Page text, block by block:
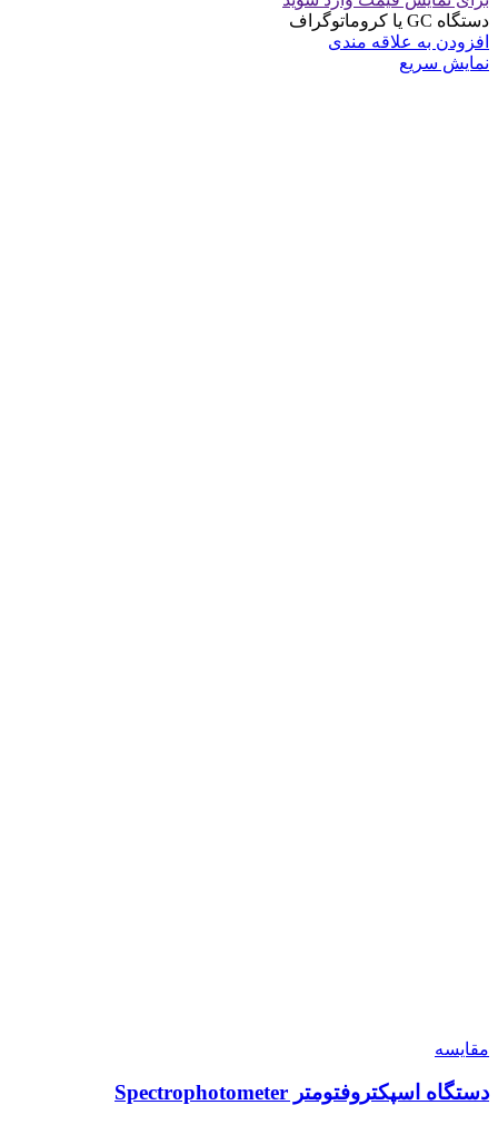
دستگاه GC یا کروماتوگراف
افزودن به علاقه مندی
نمایش سریع
مقايسه
دستگاه اسپکتروفتومتر Spectrophotometer